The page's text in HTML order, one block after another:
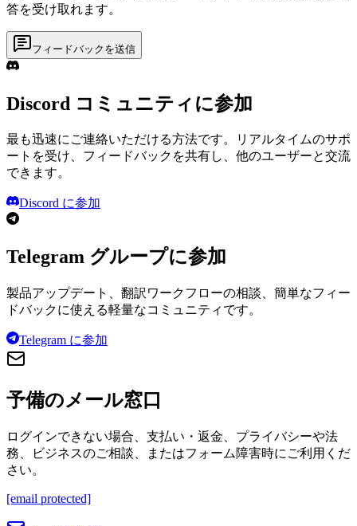
答を受け取れます。
フィードバックを送信
Discord コミュニティに参加
最も迅速にご連絡いただける方法です。リアルタイムのサポ
ートを受け、フィードバックを共有し、他のユーザーと交流
できます。
Discord に参加
Telegram グループに参加
製品アップデート、翻訳ワークフローの相談、簡単なフィー
ドバックに使える軽量なコミュニティです。
Telegram に参加
予備のメール窓口
ログインできない場合、支払い・返金、プライバシーや法
務、ビジネスのご相談、またはフォーム障害時にご利用くだ
さい。
[email protected]